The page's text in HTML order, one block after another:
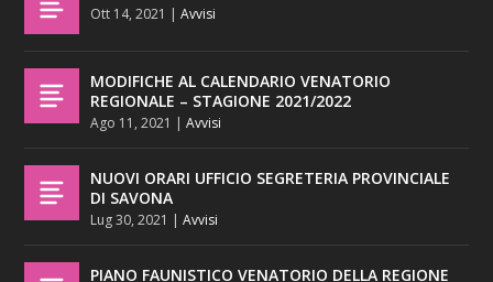
Ott 14, 2021 |Avvisi
MODIFICHE AL CALENDARIO VENATORIO
REGIONALE – STAGIONE 2021/2022
Ago 11, 2021 |Avvisi
NUOVI ORARI UFFICIO SEGRETERIA PROVINCIALE
DI SAVONA
Lug 30, 2021 |Avvisi
PIANO FAUNISTICO VENATORIO DELLA REGIONE